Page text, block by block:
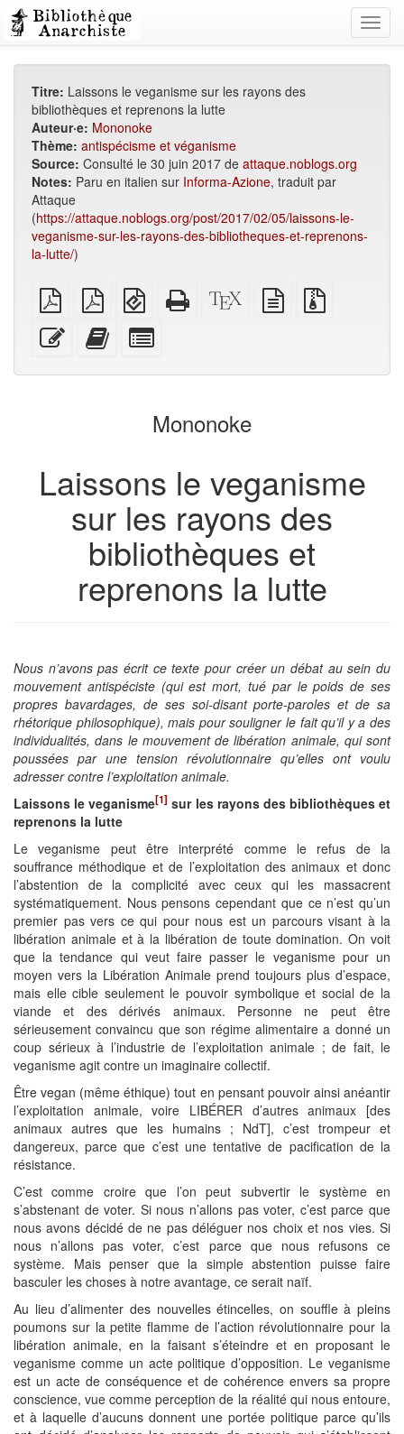
Titre: Laissons le veganisme sur les rayons des
bibliothèques et reprenons la lutte
Auteur·e: Mononoke
Thème: antispécisme et véganisme
Source: Consulté le 30 juin 2017 de attaque.noblogs.org
Notes: Paru en italien sur Informa-Azione, traduit par
Attaque
(https://attaque.noblogs.org/post/2017/02/05/laissons-le-
veganisme-sur-les-rayons-des-bibliotheques-et-reprenons-
la-lutte/)
PDF
brut
PDF
A4
imposé
EPUB
(pour
appareils
mobiles)
HTML
autonome
Source
XeLaTeX
texte
source
Modifier
ce
Ajouter
ce
au
parties
le
générateur
livres
Mononoke
Laissons le veganisme
sur les rayons des
bibliothèques et
reprenons la lutte
Nous n’avons pas écrit ce texte pour créer un débat au sein du
mouvement antispéciste (qui est mort, tué par le poids de ses
propres bavardages, de ses soi-disant porte-paroles et de sa
rhétorique philosophique), mais pour souligner le fait qu’il y a des
individualités, dans le mouvement de libération animale, qui sont
poussées par une tension révolutionnaire qu’elles ont voulu
adresser contre l’exploitation animale.
Laissons le veganisme[1] sur les rayons des bibliothèques et
reprenons la lutte
Le veganisme peut être interprété comme le refus de la
souffrance méthodique et de l’exploitation des animaux et donc
l’abstention de la complicité avec ceux qui les massacrent
systématiquement. Nous pensons cependant que ce n’est qu’un
premier pas vers ce qui pour nous est un parcours visant à la
libération animale et à la libération de toute domination. On voit
que la tendance qui veut faire passer le veganisme pour un
moyen vers la Libération Animale prend toujours plus d’espace,
mais elle cible seulement le pouvoir symbolique et social de la
viande et des dérivés animaux. Personne ne peut être
sérieusement convaincu que son régime alimentaire a donné un
coup sérieux à l’industrie de l’exploitation animale ; de fait, le
veganisme agit contre un imaginaire collectif.
Être vegan (même éthique) tout en pensant pouvoir ainsi anéantir
l’exploitation animale, voire LIBÉRER d’autres animaux [des
animaux autres que les humains ; NdT], c’est trompeur et
dangereux, parce que c’est une tentative de pacification de la
résistance.
C’est comme croire que l’on peut subvertir le système en
s’abstenant de voter. Si nous n’allons pas voter, c’est parce que
nous avons décidé de ne pas déléguer nos choix et nos vies. Si
nous n’allons pas voter, c’est parce que nous refusons ce
système. Mais penser que la simple abstention puisse faire
basculer les choses à notre avantage, ce serait naïf.
Au lieu d’alimenter des nouvelles étincelles, on souffle à pleins
poumons sur la petite flamme de l’action révolutionnaire pour la
libération animale, en la faisant s’éteindre et en proposant le
veganisme comme un acte politique d’opposition. Le veganisme
est un acte de conséquence et de cohérence envers sa propre
conscience, vue comme perception de la réalité qui nous entoure,
et à laquelle d’aucuns donnent une portée politique parce qu’ils